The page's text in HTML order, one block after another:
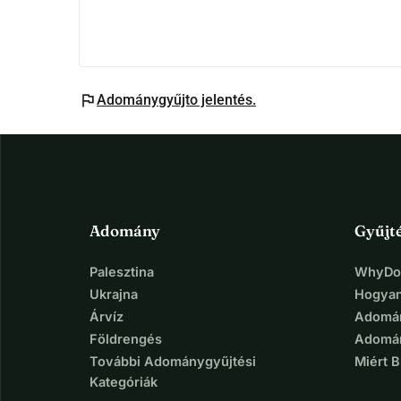
flagAdománygyűjto jelentés.
Adomány
Palesztina
Ukrajna
Árvíz
Földrengés
További Adománygyűjtési
Kategóriák
Miért